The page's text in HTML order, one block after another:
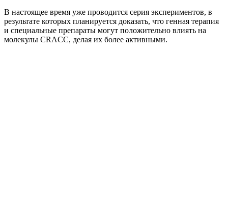
В настоящее время уже проводится серия экспериментов, в
результате которых планируется доказать, что генная терапия
и специальные препараты могут положительно влиять на
молекулы CRACC, делая их более активными.